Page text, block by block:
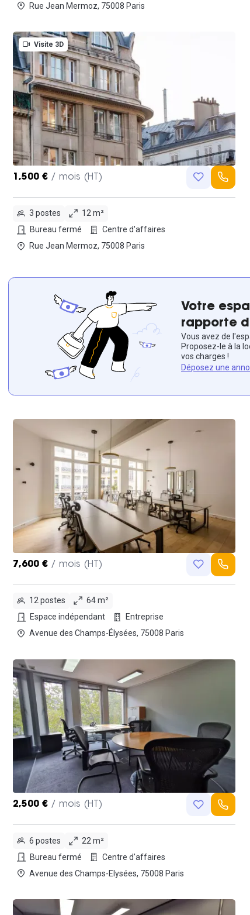
Rue Jean Mermoz, 75008 Paris
Visite 3D
1,500 € / mois (HT)
3 postes
12 m²
Bureau fermé
Centre d'affaires
Rue Jean Mermoz, 75008 Paris
Votre
rapporte
Vous avez de
Proposez-le à la
vos charges !
Déposez une
7,600 € / mois (HT)
12 postes
64 m²
Espace indépendant
Entreprise
Avenue des Champs-Élysées, 75008 Paris
2,500 € / mois (HT)
6 postes
22 m²
Bureau fermé
Centre d'affaires
Avenue des Champs-Elysées, 75008 Paris